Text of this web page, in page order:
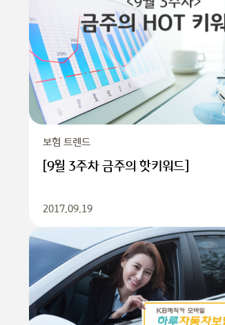
보험 트렌드
[9월 3주차 금주의 핫키워드]
2017.09.19